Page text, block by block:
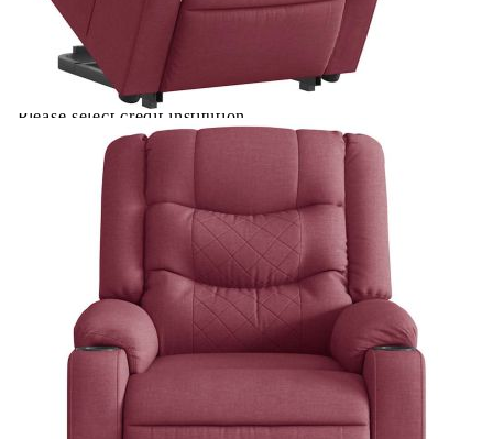
Купи на изплащане
Credit calculator
Електрически изправящ реклайнер стол,
виненочервен, текстил
Please select credit institution
Цена на продукта: €368.00
Extraction of information from credit institutions
Предоставената таблица е с информационна цел.
Добавете продукта в количката си с бутона "Добави в
количката" и при поръчка ще можете да изберете броя
вноски на кредита.
Acest tabel are caracter informativ. Adăugați produsul în
coșul de cumpărături unde veți putea selecta detaliile
cererii de creditare.
Предоставената таблица е с информационна цел.
Добавете продукта в количката си с бутона "Добави в
количката" и при поръчка ще можете да изберете броя
вноски на кредита.